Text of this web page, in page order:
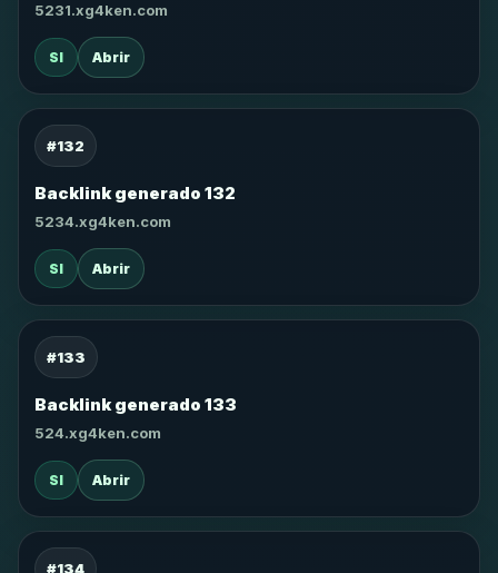
5231.xg4ken.com
SI Abrir
#132
Backlink generado 132
5234.xg4ken.com
SI Abrir
#133
Backlink generado 133
524.xg4ken.com
SI Abrir
#134